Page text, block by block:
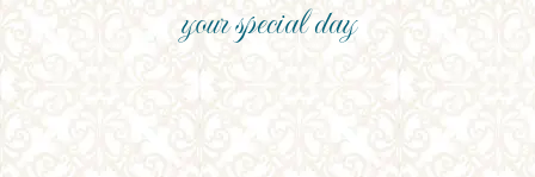
your special day